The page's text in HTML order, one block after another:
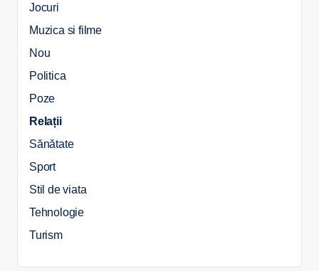
Jocuri
Muzica si filme
Nou
Politica
Poze
Relații
Sănătate
Sport
Stil de viata
Tehnologie
Turism